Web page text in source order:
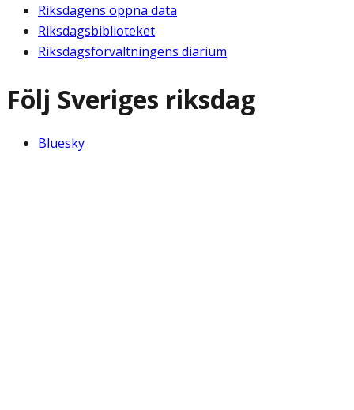
Riksdagens öppna data
Riksdagsbiblioteket
Riksdagsförvaltningens diarium
Följ Sveriges riksdag
Bluesky